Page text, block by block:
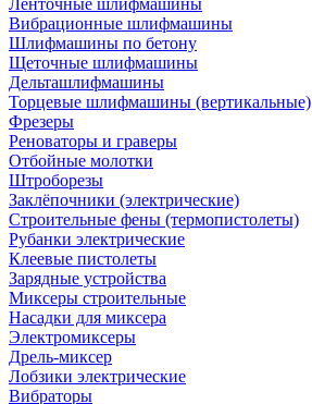
Ленточные шлифмашины
Вибрационные шлифмашины
Шлифмашины по бетону
Щеточные шлифмашины
Дельташлифмашины
Торцевые шлифмашины (вертикальные)
Фрезеры
Реноваторы и граверы
Отбойные молотки
Штроборезы
Заклёпочники (электрические)
Строительные фены (термопистолеты)
Рубанки электрические
Клеевые пистолеты
Зарядные устройства
Миксеры строительные
Насадки для миксера
Электромиксеры
Дрель-миксер
Лобзики электрические
Вибраторы